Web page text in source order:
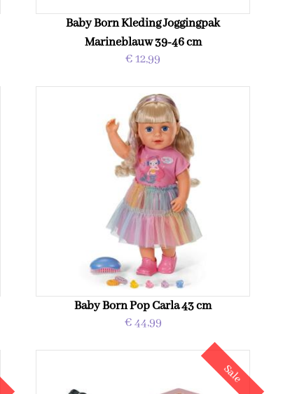
Baby Born Kleding Joggingpak
Marineblauw 39-46 cm
€ 12,99
Baby Born Pop Carla 43 cm
€ 44,99
Sale